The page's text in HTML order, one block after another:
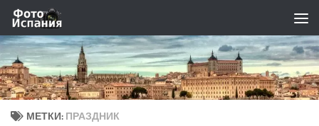
Skip to content
МЕТКИ: ПРАЗДНИК